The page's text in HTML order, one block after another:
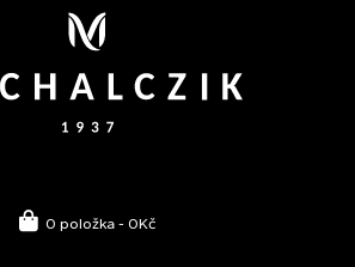
0 položka - 0Kč